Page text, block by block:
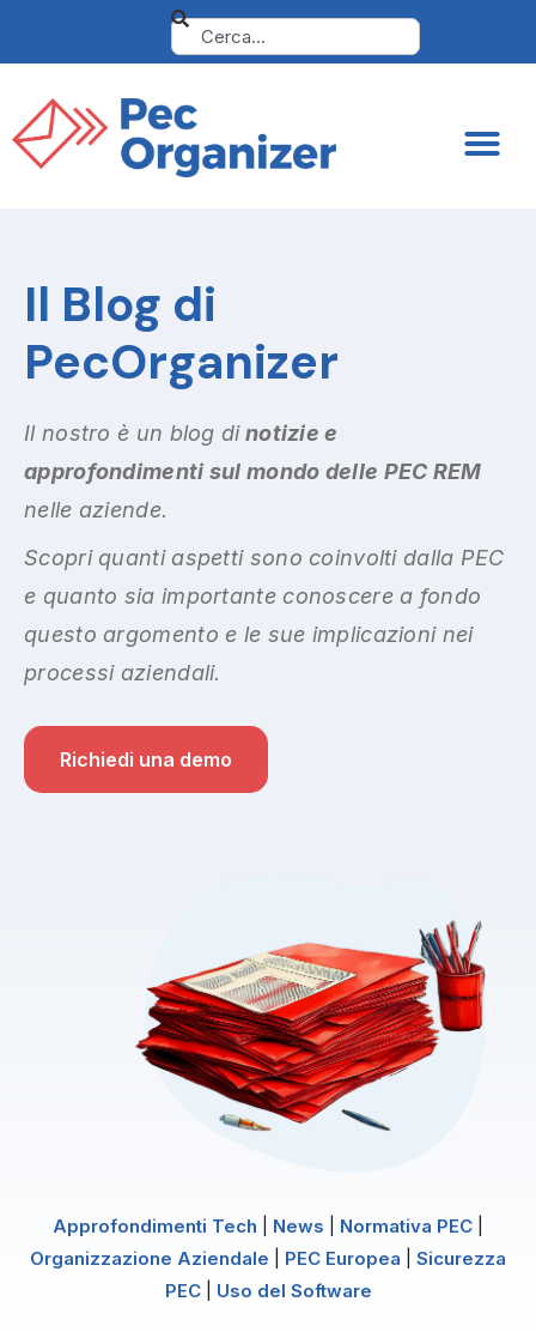
Il Blog di
PecOrganizer
Il nostro è un blog dinotizie e
approfondimenti sul mondo delle PEC REM
nelle aziende.
Scopri quanti aspetti sono coinvolti dalla PEC
e quanto sia importante conoscere a fondo
questo argomento e le sue implicazioni nei
processi aziendali.
Richiedi una demo
Approfondimenti Tech News Normativa PEC
Organizzazione Aziendale
PEC Europea
Sicurezza
PEC| Uso del Software